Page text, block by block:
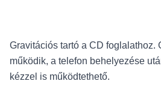
Gravitációs tartó a CD foglalathoz.
működik, a telefon behelyezése
kézzel is működtethető.